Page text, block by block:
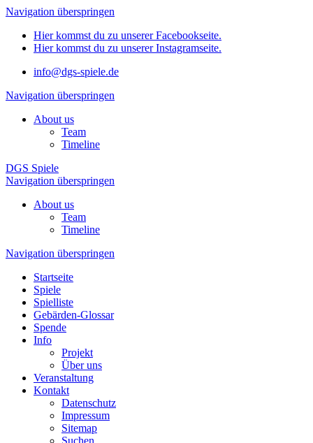
Navigation überspringen
Hier kommst du zu unserer Facebookseite.
Hier kommst du zu unserer Instagramseite.
info@dgs-spiele.de
Navigation überspringen
About us
Team
Timeline
DGS Spiele
Navigation überspringen
About us
Team
Timeline
Navigation überspringen
Startseite
Spiele
Spielliste
Gebärden-Glossar
Spende
Info
Projekt
Über uns
Veranstaltung
Kontakt
Datenschutz
Impressum
Sitemap
Suchen